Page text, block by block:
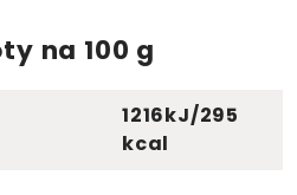
na 100 g
1216kJ/295
kcal